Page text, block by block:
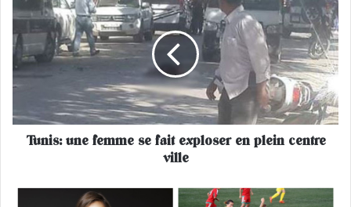
u
n
s
:
u
e
m
Tunis: une femme se fait exploser en plein centre
ville
5